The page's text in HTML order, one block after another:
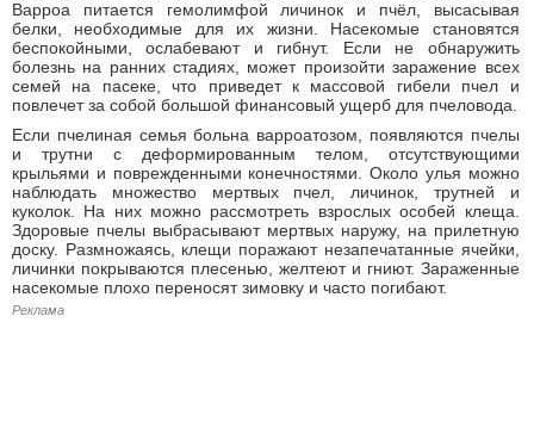
Варроа питается гемолимфой личинок и пчёл, высасывая
белки, необходимые для их жизни. Насекомые становятся
беспокойными, ослабевают и гибнут. Если не обнаружить
болезнь на ранних стадиях, может произойти заражение всех
семей на пасеке, что приведет к массовой гибели пчел и
повлечет за собой большой финансовый ущерб для пчеловода.
Если пчелиная семья больна варроатозом, появляются пчелы
и трутни с деформированным телом, отсутствующими
крыльями и поврежденными конечностями. Около улья можно
наблюдать множество мертвых пчел, личинок, трутней и
куколок. На них можно рассмотреть взрослых особей клеща.
Здоровые пчелы выбрасывают мертвых наружу, на прилетную
доску. Размножаясь, клещи поражают незапечатанные ячейки,
личинки покрываются плесенью, желтеют и гниют. Зараженные
насекомые плохо переносят зимовку и часто погибают.
Реклама